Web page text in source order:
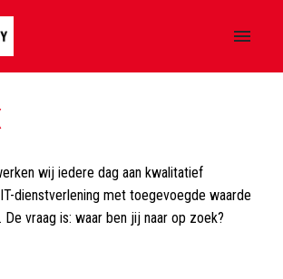
wij iedere dag aan kwalitatief
dienstverlening met toegevoegde waarde
vraag is: waar ben jij naar op zoek?